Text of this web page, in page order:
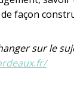
façon
sur le